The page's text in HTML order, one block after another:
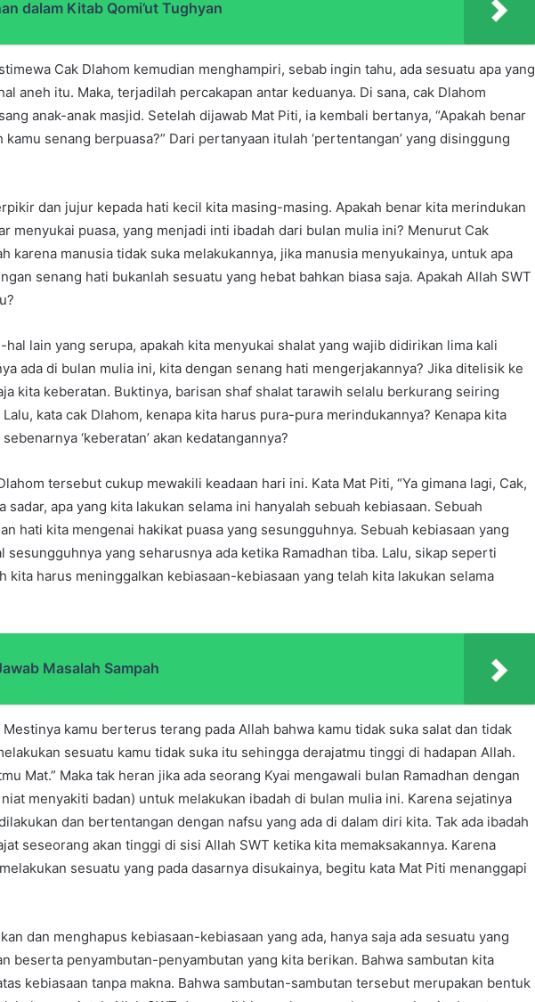
dalam Kitab Qomi’ut Tughyan
Cak Dlahom kemudian menghampiri, sebab ingin tahu, ada sesuatu apa yang
aneh itu. Maka, terjadilah percakapan antar keduanya. Di sana, cak Dlahom
anak-anak masjid. Setelah dijawab Mat Piti, ia kembali bertanya, “Apakah benar
kamu senang berpuasa?” Dari pertanyaan itulah ‘pertentangan’ yang disinggung
dan jujur kepada hati kecil kita masing-masing. Apakah benar kita merindukan
menyukai puasa, yang menjadi inti ibadah dari bulan mulia ini? Menurut Cak
karena manusia tidak suka melakukannya, jika manusia menyukainya, untuk apa
senang hati bukanlah sesuatu yang hebat bahkan biasa saja. Apakah Allah SWT
lain yang serupa, apakah kita menyukai shalat yang wajib didirikan lima kali
ada di bulan mulia ini, kita dengan senang hati mengerjakannya? Jika ditelisik ke
kita keberatan. Buktinya, barisan shaf shalat tarawih selalu berkurang seiring
kata cak Dlahom, kenapa kita harus pura-pura merindukannya? Kenapa kita
‘keberatan’ akan kedatangannya?
tersebut cukup mewakili keadaan hari ini. Kata Mat Piti, “Ya gimana lagi, Cak,
sadar, apa yang kita lakukan selama ini hanyalah sebuah kebiasaan. Sebuah
hati kita mengenai hakikat puasa yang sesungguhnya. Sebuah kebiasaan yang
yang seharusnya ada ketika Ramadhan tiba. Lalu, sikap seperti
kita harus meninggalkan kebiasaan-kebiasaan yang telah kita lakukan selama
Masalah Sampah
kamu berterus terang pada Allah bahwa kamu tidak suka salat dan tidak
sesuatu kamu tidak suka itu sehingga derajatmu tinggi di hadapan Allah.
Mat.” Maka tak heran jika ada seorang Kyai mengawali bulan Ramadhan dengan
niat menyakiti badan) untuk melakukan ibadah di bulan mulia ini. Karena sejatinya
dan bertentangan dengan nafsu yang ada di dalam diri kita. Tak ada ibadah
seseorang akan tinggi di sisi Allah SWT ketika kita memaksakannya. Karena
sesuatu yang pada dasarnya disukainya, begitu kata Mat Piti menanggapi
dan menghapus kebiasaan-kebiasaan yang ada, hanya saja ada sesuatu yang
beserta penyambutan-penyambutan yang kita berikan. Bahwa sambutan kita
kebiasaan tanpa makna. Bahwa sambutan-sambutan tersebut merupakan bentuk